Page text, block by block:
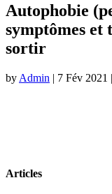
Autophobie
symptômes et
sortir
by Admin | 7 Fév 2021 |
Articles